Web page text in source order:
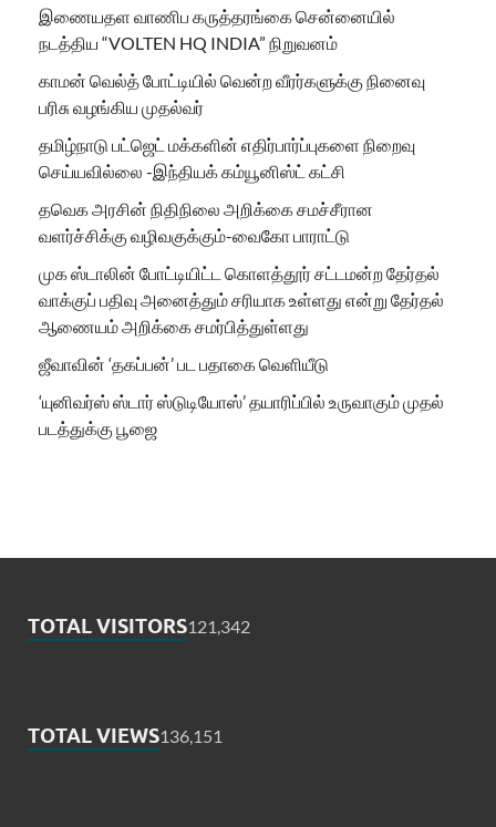
இணையதள வாணிப கருத்தரங்கை சென்னையில்
நடத்திய “VOLTEN HQ INDIA” நிறுவனம்
காமன் வெல்த் போட்டியில் வென்ற வீரர்களுக்கு நினைவு
பரிசு வழங்கிய முதல்வர்
தமிழ்நாடு பட்ஜெட் மக்களின் எதிர்பார்ப்புகளை நிறைவு
செய்யவில்லை -இந்தியக் கம்யூனிஸ்ட் கட்சி
தவெக அரசின் நிதிநிலை அறிக்கை சமச்சீரான
வளர்ச்சிக்கு வழிவகுக்கும்-வைகோ பாராட்டு
முக ஸ்டாலின் போட்டியிட்ட கொளத்தூர் சட்டமன்ற தேர்தல்
வாக்குப் பதிவு அனைத்தும் சரியாக உள்ளது என்று தேர்தல்
ஆணையம் அறிக்கை சமர்பித்துள்ளது
ஜீவாவின் ‘தகப்பன்’ பட பதாகை வெளியீடு
‘யுனிவர்ஸ் ஸ்டார் ஸ்டுடியோஸ்’ தயாரிப்பில் உருவாகும் முதல்
படத்துக்கு பூஜை
TOTAL VISITORS121,342
TOTAL VIEWS136,151